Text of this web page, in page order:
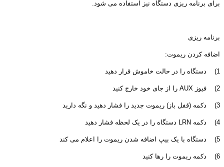
برای برنامه ریزی دستگاه نیز استفاده می شود.
برنامه ریزی
اضافه کردن ریموت:
1) دستگاه را در حالت خاموش قرار دهید
2) فیوز AUX را از جای خود خارج کنید
3) دکمه (قفل باز) ریموت جدید را فشار دهید و نگه دارید
4) دکمه LRN دستگاه را در یک لحظه فشار دهید
5) دستگاه با یک بیپ اضافه شدن ریموت را اعلام می کند
6) دکمه ریموت را رها کنید